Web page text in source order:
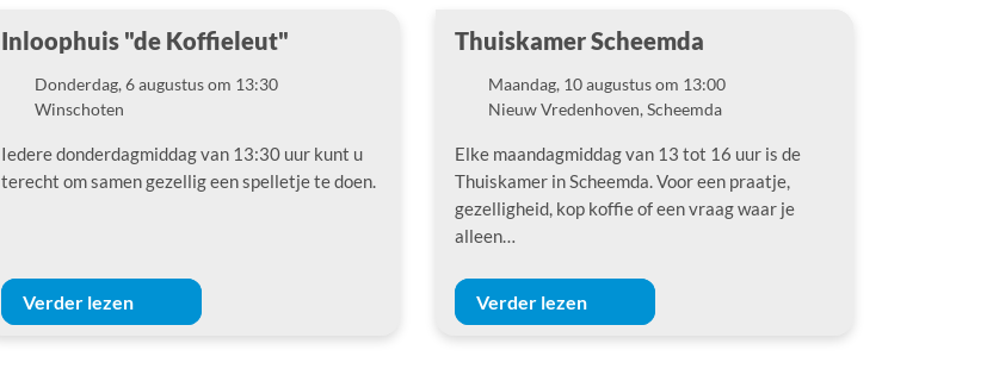
Inloophuis "de Koffieleut"
Datum
Donderdag, 6 augustus om 13:30
Locatie
Winschoten
Iedere donderdagmiddag van 13:30 uur kunt u
terecht om samen gezellig een spelletje te doen.
Verder lezen
Thuiskamer Scheemda
Datum
Maandag, 10 augustus om 13:00
Locatie
Nieuw Vredenhoven, Scheemda
Elke maandagmiddag van 13 tot 16 uur is de
Thuiskamer in Scheemda. Voor een praatje,
gezelligheid, kop koffie of een vraag waar je
alleen…
Verder lezen